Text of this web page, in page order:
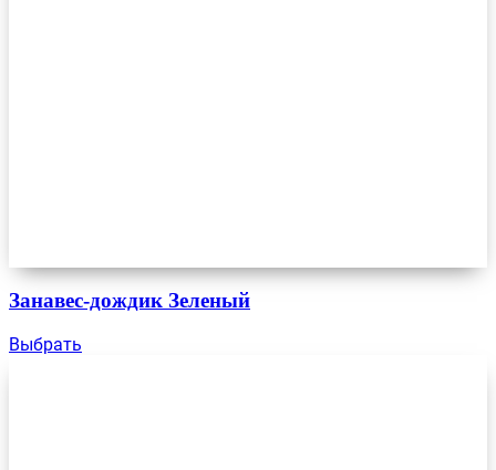
Занавес-дождик Зеленый
Выбрать